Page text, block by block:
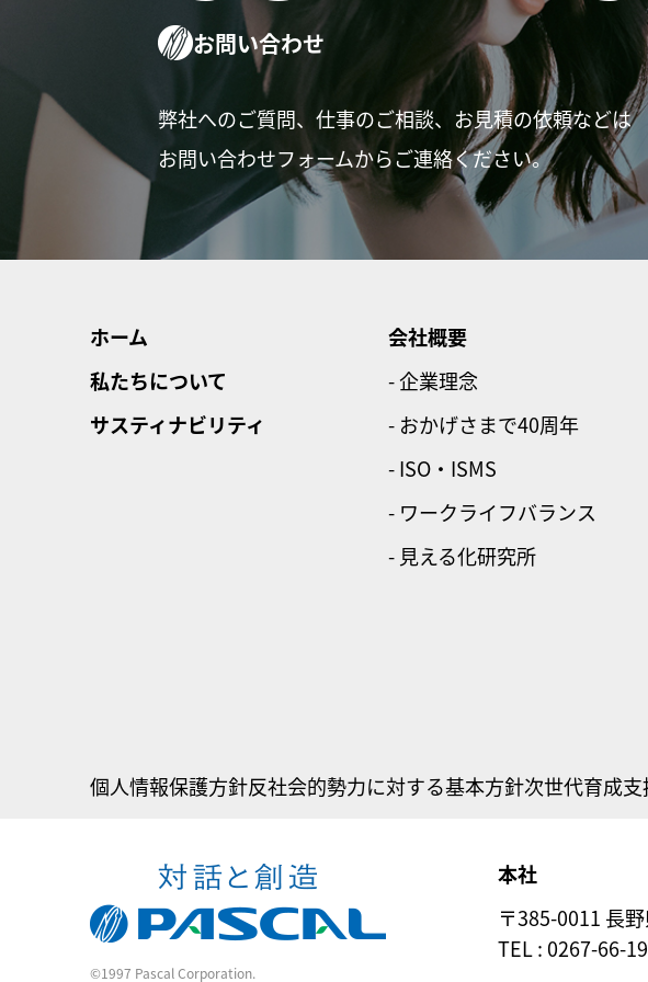
お問い合わせ
弊社へのご質問、仕事のご相談、お見積の依頼などは
お問い合わせフォームからご連絡ください。
ホーム
私たちについて
サスティナビリティ
会社概要
- 企業理念
- おかげさまで40周年
- ISO・ISMS
- ワークライフバランス
- 見える化研究所
個人情報保護方針反社会的勢力に対する基本方針次世代育成
©1997 Pascal Corporation.
本社
〒385-0011 長
TEL : 0267-66-